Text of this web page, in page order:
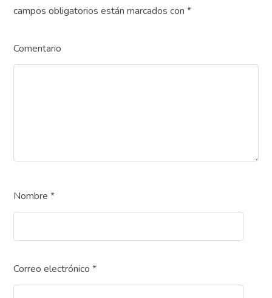
campos obligatorios están marcados con*
Comentario
Nombre*
Correo electrónico*